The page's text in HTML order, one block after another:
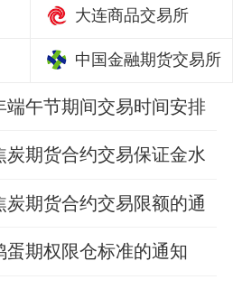
大连商品交易所
中国金融期货交易所
端午节期间交易时间安排
炭期货合约交易保证金水
期货合约交易限额的通
期权限仓标准的通知